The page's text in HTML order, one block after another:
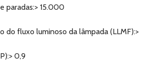
paradas:> 15.000
do fluxo luminoso da lâmpada (LLMF):>
0,9